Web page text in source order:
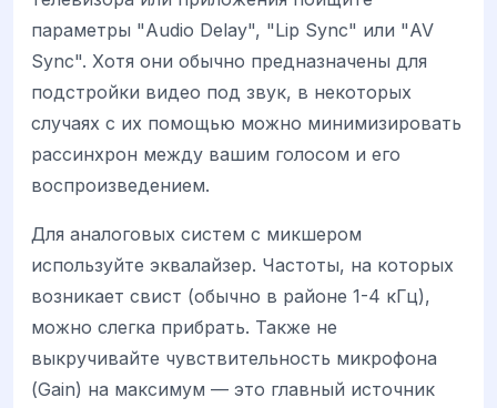
параметры "Audio Delay", "Lip Sync" или "AV
Sync". Хотя они обычно предназначены для
подстройки видео под звук, в некоторых
случаях с их помощью можно минимизировать
рассинхрон между вашим голосом и его
воспроизведением.
Для аналоговых систем с микшером
используйте эквалайзер. Частоты, на которых
возникает свист (обычно в районе 1-4 кГц),
можно слегка прибрать. Также не
выкручивайте чувствительность микрофона
(Gain) на максимум — это главный источник